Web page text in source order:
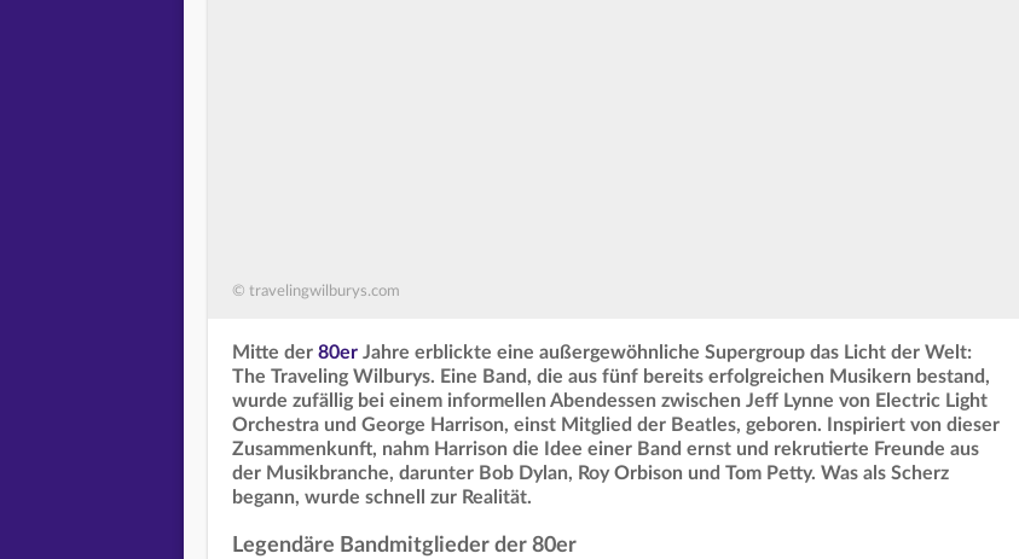
© travelingwilburys.com
Mitte der 80er Jahre erblickte eine außergewöhnliche Supergroup das Licht der Welt:
The Traveling Wilburys. Eine Band, die aus fünf bereits erfolgreichen Musikern bestand,
wurde zufällig bei einem informellen Abendessen zwischen Jeff Lynne von Electric Light
Orchestra und George Harrison, einst Mitglied der Beatles, geboren. Inspiriert von dieser
Zusammenkunft, nahm Harrison die Idee einer Band ernst und rekrutierte Freunde aus
der Musikbranche, darunter Bob Dylan, Roy Orbison und Tom Petty. Was als Scherz
begann, wurde schnell zur Realität.
Legendäre Bandmitglieder der 80er